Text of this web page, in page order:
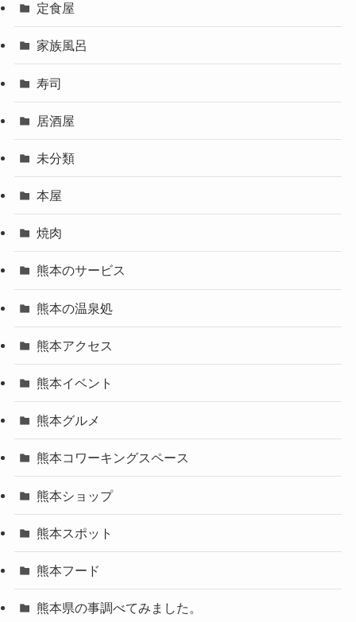
定食屋
家族風呂
寿司
居酒屋
未分類
本屋
焼肉
熊本のサービス
熊本の温泉処
熊本アクセス
熊本イベント
熊本グルメ
熊本コワーキングスペース
熊本ショップ
熊本スポット
熊本フード
熊本県の事調べてみました。